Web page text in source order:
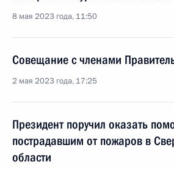
8 мая 2023 года, 11:50
Совещание с членами
2 мая 2023 года, 17:25
Президент поручил оказать
пострадавшим от пожаров в
области